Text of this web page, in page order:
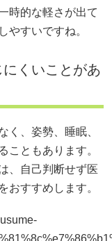
時的な軽さが出て
やすいですね。
くいことがあ
く、姿勢、睡眠、
こともあります。
、自己判断せず医
おすすめします。